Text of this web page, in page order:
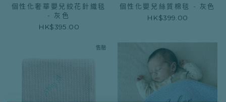
個性化奢華嬰兒絞花針織毯
- 灰色
HK$395.00
個性化嬰兒絲質棉毯 - 灰色
HK$399.00
售罄